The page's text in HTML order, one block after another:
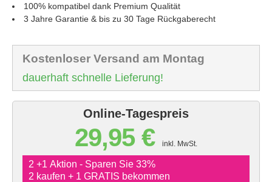
100% kompatibel dank Premium Qualität
3 Jahre Garantie & bis zu 30 Tage Rückgaberecht
Kostenloser Versand am Montag
dauerhaft schnelle Lieferung!
Online-Tagespreis
29,95 € inkl. MwSt.
2 +1 Aktion - Sparen Sie 33%
2 kaufen + 1 GRATIS bekommen